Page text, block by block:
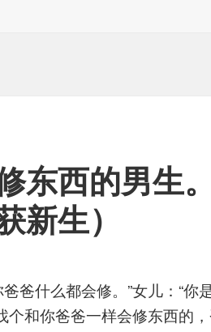
东西的男生。
新生）
爸什么都会修。”女儿：“你
个和你爸爸一样会修东西的